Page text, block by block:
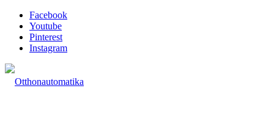
Facebook
Youtube
Pinterest
Instagram